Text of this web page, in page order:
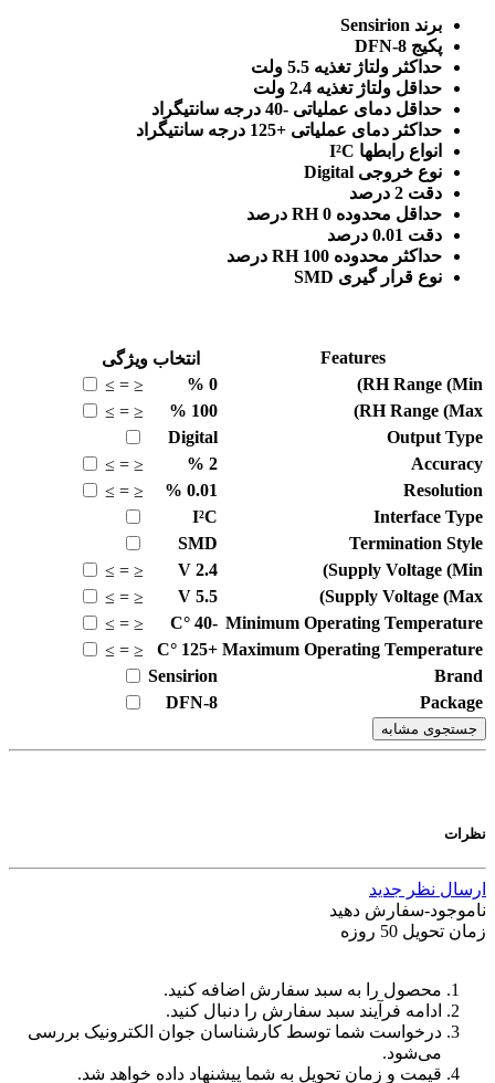
برند Sensirion
پکیج DFN-8
حداکثر ولتاژ تغذیه 5.5 ولت
حداقل ولتاژ تغذیه 2.4 ولت
حداقل دمای عملیاتی -40 درجه سانتیگراد
حداکثر دمای عملیاتی +125 درجه سانتیگراد
انواع رابطها I²C
نوع خروجی Digital
دقت 2 درصد
حداقل محدوده RH 0 درصد
دقت 0.01 درصد
حداکثر محدوده RH 100 درصد
نوع قرار گیری SMD
Features
انتخاب ویژگی
RH Range (Min)
0
%
≤
=
≥
RH Range (Max)
100
%
≤
=
≥
Output Type
Digital
Accuracy
2
%
≤
=
≥
Resolution
0.01
%
≤
=
≥
Interface Type
I²C
Termination Style
SMD
Supply Voltage (Min)
2.4
V
≤
=
≥
Supply Voltage (Max)
5.5
V
≤
=
≥
Minimum Operating Temperature
-40
°C
≤
=
≥
Maximum Operating Temperature
+125
°C
≤
=
≥
Brand
Sensirion
Package
DFN-8
جستجوی مشابه
نظرات
ارسال نظر جدید
ناموجود-سفارش دهید
زمان تحویل 50 روزه
محصول را به سبد سفارش اضافه کنید.
ادامه فرآیند سبد سفارش را دنبال کنید.
درخواست شما توسط کارشناسان جوان الکترونیک بررسی
می‌شود.
قیمت و زمان تحویل به شما پیشنهاد داده خواهد شد.